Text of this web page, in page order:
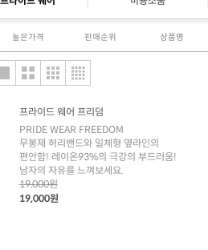
높은가격 판매순위 상품명
프라이드 웨어 프리덤
PRIDE WEAR FREEDOM
무봉제 허리밴드와 일체형 옆라인의
편안함! 레이온93%의 극강의 부드러움!
남자의 자유를 느껴보세요.
19,000원
19,000원